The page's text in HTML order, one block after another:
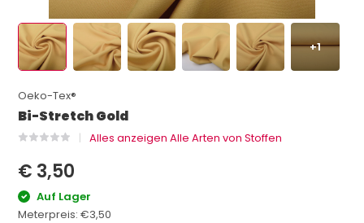
+1
Oeko-Tex®
Bi-Stretch Gold
Alles anzeigen Alle Arten von Stoffen
€ 3,50
Auf Lager
Meterpreis:€3,50